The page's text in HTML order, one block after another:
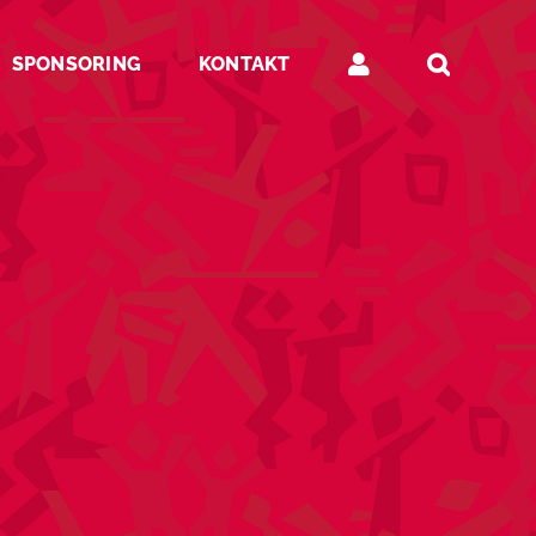
SPONSORING KONTAKT